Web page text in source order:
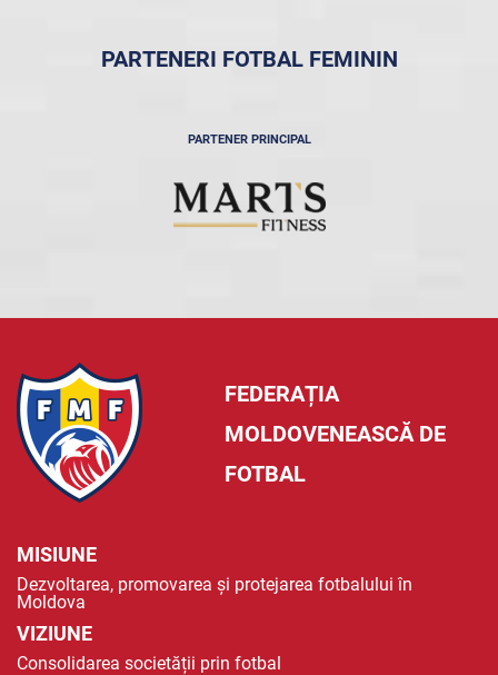
PARTENERI FOTBAL FEMININ
PARTENER PRINCIPAL
FEDERAȚIA
MOLDOVENEASCĂ DE
FOTBAL
MISIUNE
Dezvoltarea, promovarea și protejarea fotbalului în
Moldova
VIZIUNE
Consolidarea societății prin fotbal